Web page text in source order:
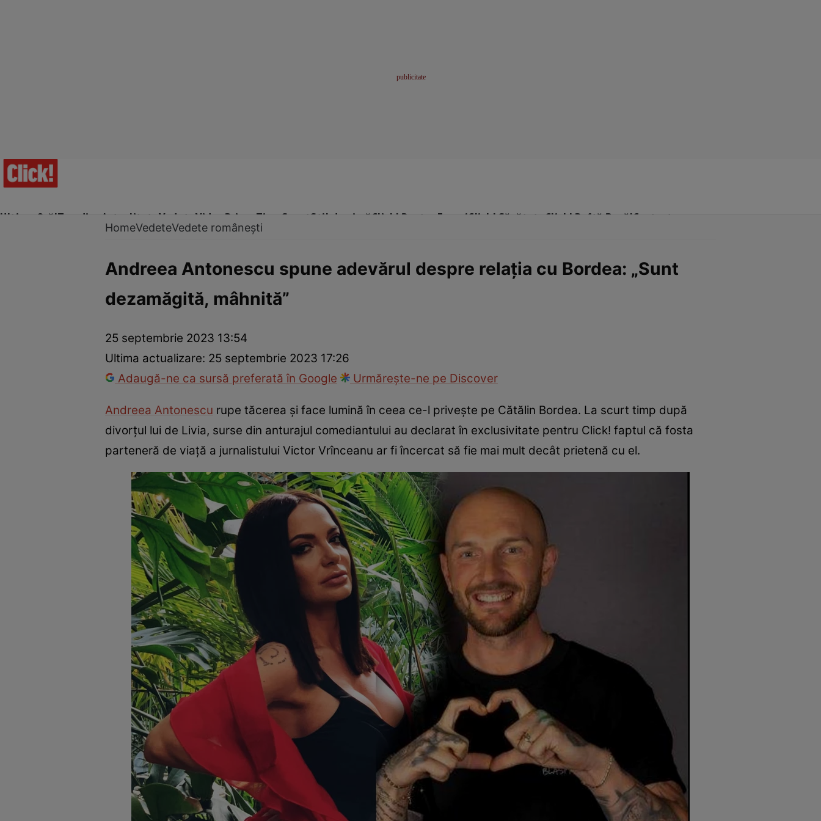
Ultima Oră!Trending Actualitate Vedete Video Prime Time SportStil de viațăClick! Pentru FemeiClick! Sănătate Click! Poftă Bună!Contact
Vedete internaționaleVedete româneștiInterviurile Click!
HomeVedeteVedete românești
Andreea Antonescu spune adevărul despre relația cu Bordea: „Sunt
dezamăgită, mâhnită”
25 septembrie 2023 13:54
Ultima actualizare: 25 septembrie 2023 17:26
Adaugă-ne ca sursă preferată în Google
Urmărește-ne pe Discover
Andreea Antonescu rupe tăcerea și face lumină în ceea ce-l privește pe Cătălin Bordea. La scurt timp după
divorțul lui de Livia, surse din anturajul comediantului au declarat în exclusivitate pentru Click! faptul că fosta
parteneră de viață a jurnalistului Victor Vrînceanu ar fi încercat să fie mai mult decât prietenă cu el.